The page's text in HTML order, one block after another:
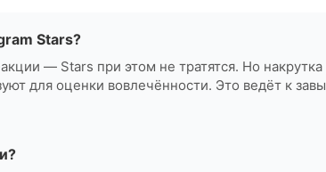
Stars?
— Stars при этом не тратятся. Но накрутка
для оценки вовлечённости. Это ведёт к